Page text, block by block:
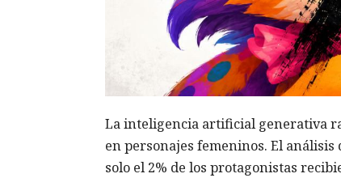
La inteligencia artificial generativa
en personajes femeninos. El
solo el 2% de los protagonistas